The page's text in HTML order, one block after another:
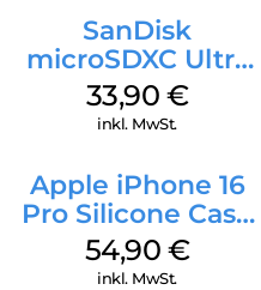
SanDisk
microSDXC Ultra
128 GB + Adapter
Mobile
33,90 €
inkl. MwSt.
Apple iPhone 16
Pro Silicone Case
MagSafe Black
54,90 €
inkl. MwSt.